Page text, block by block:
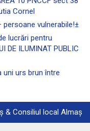
Cornel
vulnerabile!±
lucrări pentru
DE ILUMINAT PUBLIC
urs brun între
& Consiliul local Almaș